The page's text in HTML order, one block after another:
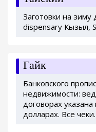
Заготовки на зиму
dispensary Кызыл,
Гайк
Банковского
недвижимости:
договорах указана
долларах. Все чеки.